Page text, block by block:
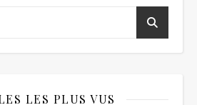
LES PLUS VUS